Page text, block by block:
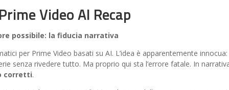
Video AI Recap
possibile: la fiducia narrativa
per Prime Video basati su AI. L’idea è apparentemente innocua:
senza rivedere tutto. Ma proprio qui sta l’errore fatale. In
corretti.